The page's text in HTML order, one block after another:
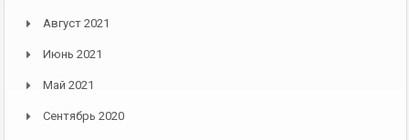
Август 2021
Июнь 2021
Май 2021
Сентябрь 2020